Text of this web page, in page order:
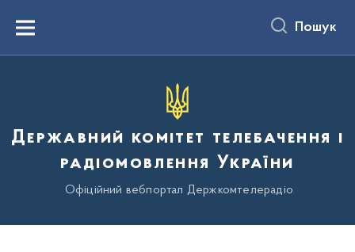
вмістуMenu Пошук
Державний комітет телебачення і
радіомовлення України
Офіційний вебпортал Держкомтелерадіо